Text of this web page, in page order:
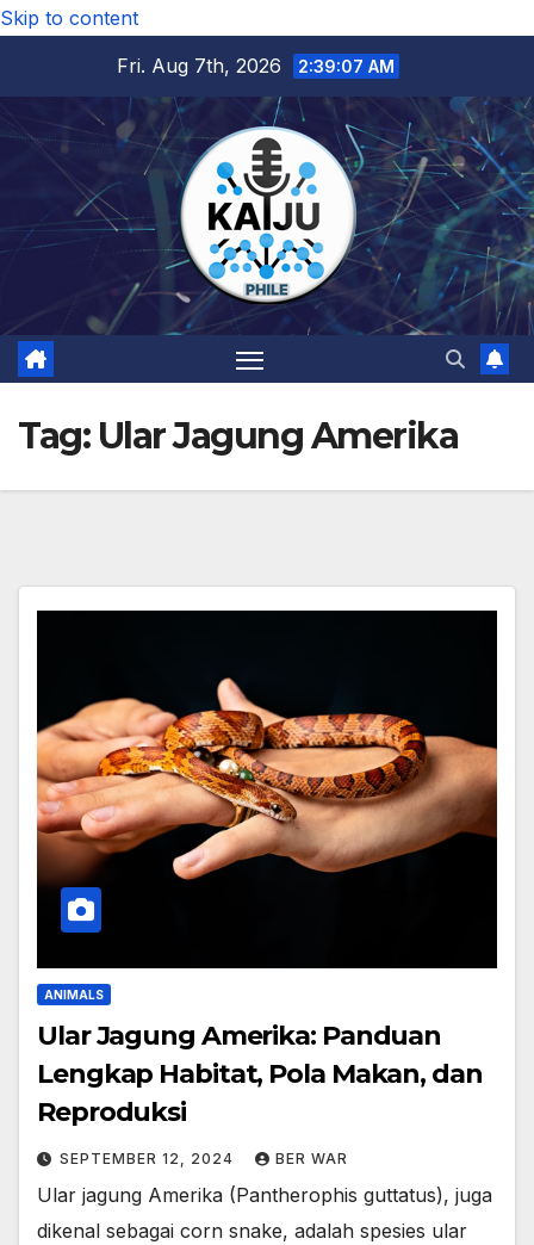
Skip to content
Fri. Aug 7th, 2026
2:39:08 AM
Tag: Ular Jagung Amerika
ANIMALS
Ular Jagung Amerika: Panduan
Lengkap Habitat, Pola Makan, dan
Reproduksi
SEPTEMBER 12, 2024 BER WAR
Ular jagung Amerika (Pantherophis guttatus), juga
dikenal sebagai corn snake, adalah spesies ular